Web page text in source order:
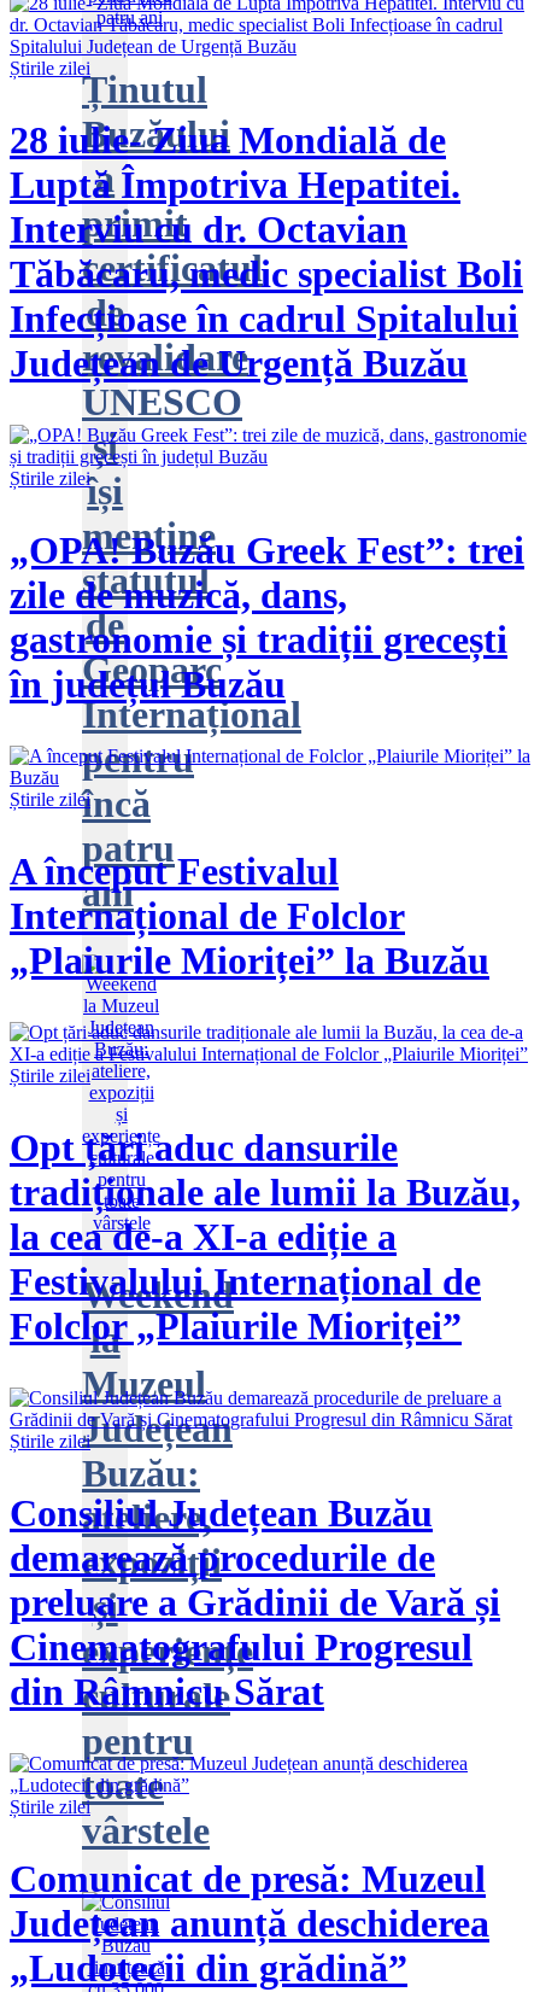
Ținutul
Buzăului
a
primit
certificatul
de
revalidare
UNESCO
și
își
menține
statutul
de
Geoparc
Internațional
pentru
încă
patru
ani
Weekend
la
Muzeul
Județean
Buzău:
ateliere,
expoziții
și
experiențe
culturale
pentru
toate
vârstele
Știrile zilei
28 iulie- Ziua Mondială de
Luptă Împotriva Hepatitei.
Interviu cu dr. Octavian
Tăbăcaru, medic specialist Boli
Infecțioase în cadrul Spitalului
Județean de Urgență Buzău
Știrile zilei
„OPA! Buzău Greek Fest”: trei
zile de muzică, dans,
gastronomie și tradiții grecești
în județul Buzău
Știrile zilei
A început Festivalul
Internațional de Folclor
„Plaiurile Mioriței” la Buzău
Știrile zilei
Opt țări aduc dansurile
tradiționale ale lumii la Buzău,
la cea de-a XI-a ediție a
Festivalului Internațional de
Folclor „Plaiurile Mioriței”
Știrile zilei
Consiliul Județean Buzău
demarează procedurile de
preluare a Grădinii de Vară și
Cinematografului Progresul
din Râmnicu Sărat
Știrile zilei
Comunicat de presă: Muzeul
Județean anunță deschiderea
„Ludotecii din grădină”